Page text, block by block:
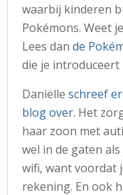
waarbij kinderen
Pokémons. Weet
Lees dan de
die je introduceert
Daniëlle schreef
blog over. Het
haar zoon met
wel in de gaten
wifi, want voordat
rekening. En ook